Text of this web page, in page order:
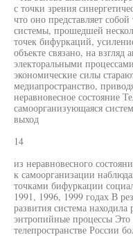
с точки зрения
что оно представляет
системы, прошедшей
точек бифуркаций,
объекте связано, на взгляд
электоральными
экономические силы
медиапространство,
неравновесное состояние
самоорганизующаяся
выход
14
из неравновесного
к самоорганизации
точками бифуркации
1991, 1996, 1999 годах В
развития система
энтропийные процессы
телепространстве России